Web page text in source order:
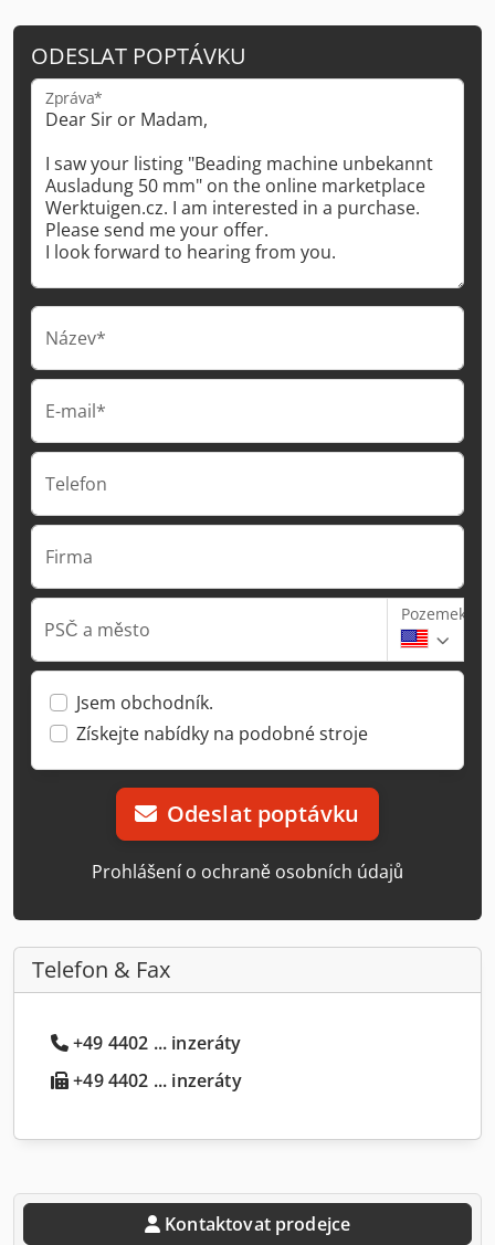
ODESLAT POPTÁVKU
Zpráva*
Název*
E-mail*
Telefon
Firma
PSČ a město
Pozemek
Jsem obchodník.
Získejte nabídky na podobné stroje
Odeslat poptávku
Prohlášení o ochraně osobních údajů
Telefon & Fax
+49 4402 ... inzeráty
+49 4402 ... inzeráty
Kontaktovat prodejce